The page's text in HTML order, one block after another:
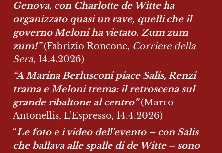
Genova, con Charlotte de Witte ha
organizzato quasi un rave, quelli che il
governo Meloni ha vietato. Zum zum
zum!” (Fabrizio Roncone, Corriere della
Sera, 14.4.2026)
“A Marina Berlusconi piace Salis, Renzi
trama e Meloni trema: il retroscena sul
grande ribaltone al centro” (Marco
Antonellis, L’Espresso, 14.4.2026)
“Le foto e i video dell’evento – con Salis
che ballava alle spalle di de Witte – sono